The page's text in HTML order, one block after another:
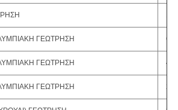
ΓΕΩΤΡΗΣΗ 60
ΓΕΩΤΡΗΣΗ 40
ΓΕΩΤΡΗΣΗ 20